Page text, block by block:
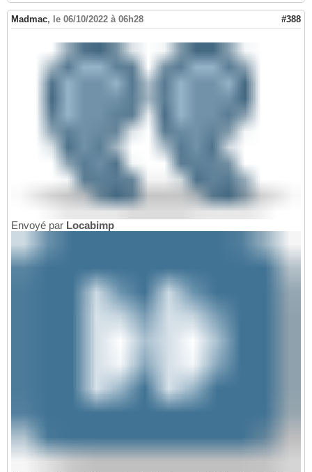
Madmac, le 06/10/2022 à 06h28 #388
Envoyé par Locabimp